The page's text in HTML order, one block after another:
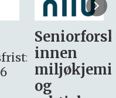
søker
– fast